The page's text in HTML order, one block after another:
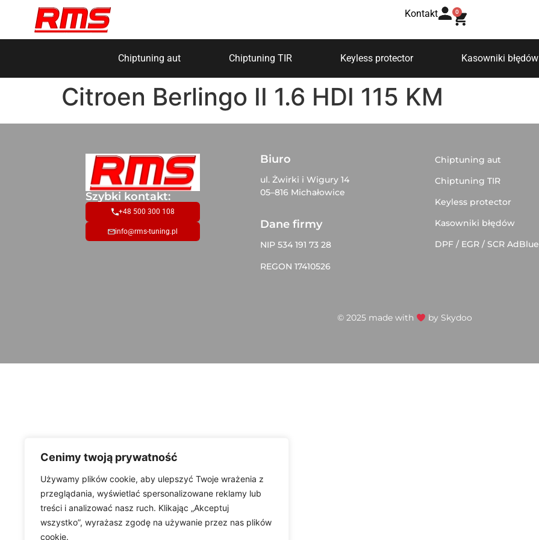
Cenimy twoją prywatność
Używamy plików cookie, aby ulepszyć Twoje wrażenia z
przeglądania, wyświetlać spersonalizowane reklamy lub
treści i analizować nasz ruch. Klikając „Akceptuj
wszystko”, wyrażasz zgodę na używanie przez nas plików
cookie.
Kontakt 0
Chiptuning aut Chiptuning TIR Keyless protector Kasowniki błędów
Citroen Berlingo II 1.6 HDI 115 KM
Szybki kontakt:
+48 500 300 108
info@rms-tuning.pl
Biuro
ul. Żwirki i Wigury 14
05–816 Michałowice
Dane firmy
NIP 534 191 73 28
REGON 17410526
Chiptuning aut
Chiptuning TIR
Keyless protector
Kasowniki błędów
DPF / EGR / SCR AdBlue
© 2025 made with by Skydoo